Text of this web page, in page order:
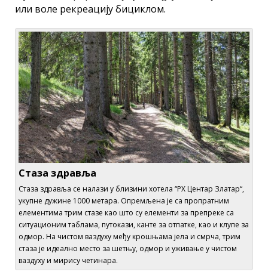
или воле рекреацију бициклом.
Стаза здравља
Стаза здравља се налази у близини хотела “РХ Центар Златар“,
укупне дужине 1000 метара. Опремљена је са пропратним
елементима трим стазе као што су елементи за препреке са
ситуационим таблама, путокази, канте за отпатке, као и клупе за
одмор. На чистом ваздуху међу крошњама јела и смрча, трим
стаза је идеално место за шетњу, одмор и уживање у чистом
ваздуху и мирису четинара.